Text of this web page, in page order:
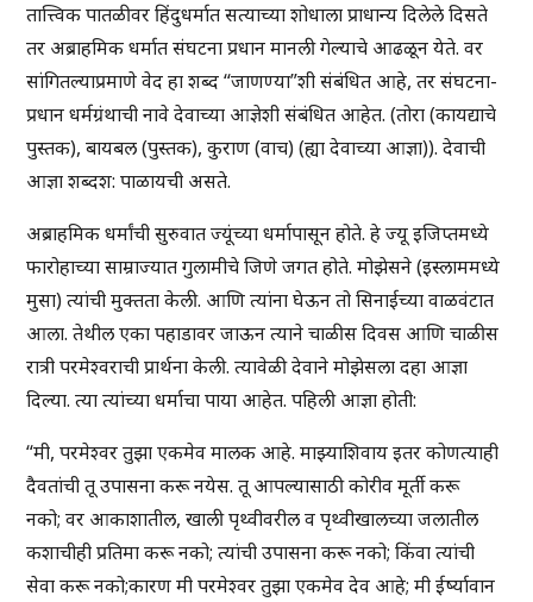
तात्त्विक पातळीवर हिंदुधर्मात सत्याच्या शोधाला प्राधान्य दिलेले दिसते
तर अब्राहमिक धर्मात संघटना प्रधान मानली गेल्याचे आढळून येते. वर
सांगितल्याप्रमाणे वेद हा शब्द “जाणण्या”शी संबंधित आहे, तर संघटना-
प्रधान धर्मग्रंथाची नावे देवाच्या आज्ञेशी संबंधित आहेत. (तोरा (कायद्याचे
पुस्तक), बायबल (पुस्तक), कुराण (वाच) (ह्या देवाच्या आज्ञा)). देवाची
आज्ञा शब्दश: पाळायची असते.
अब्राहमिक धर्मांची सुरुवात ज्यूंच्या धर्मापासून होते. हे ज्यू इजिप्तमध्ये
फारोहाच्या साम्राज्यात गुलामीचे जिणे जगत होते. मोझेसने (इस्लाममध्ये
मुसा) त्यांची मुक्तता केली. आणि त्यांना घेऊन तो सिनाईच्या वाळवंटात
आला. तेथील एका पहाडावर जाऊन त्याने चाळीस दिवस आणि चाळीस
रात्री परमेश्वराची प्रार्थना केली. त्यावेळी देवाने मोझेसला दहा आज्ञा
दिल्या. त्या त्यांच्या धर्माचा पाया आहेत. पहिली आज्ञा होती:
“मी, परमेश्वर तुझा एकमेव मालक आहे. माझ्याशिवाय इतर कोणत्याही
दैवतांची तू उपासना करू नयेस. तू आपल्यासाठी कोरीव मूर्ती करू
नको; वर आकाशातील, खाली पृथ्वीवरील व पृथ्वीखालच्या जलातील
कशाचीही प्रतिमा करू नको; त्यांची उपासना करू नको; किंवा त्यांची
सेवा करू नको;कारण मी परमेश्वर तुझा एकमेव देव आहे; मी ईर्ष्यावान